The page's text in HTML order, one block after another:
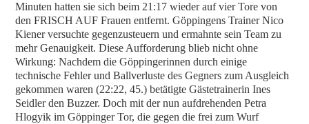
Minuten hatten sie sich beim 21:17 wieder auf vier Tore von
den FRISCH AUF Frauen entfernt. Göppingens Trainer Nico
Kiener versuchte gegenzusteuern und ermahnte sein Team zu
mehr Genauigkeit. Diese Aufforderung blieb nicht ohne
Wirkung: Nachdem die Göppingerinnen durch einige
technische Fehler und Ballverluste des Gegners zum Ausgleich
gekommen waren (22:22, 45.) betätigte Gästetrainerin Ines
Seidler den Buzzer. Doch mit der nun aufdrehenden Petra
Hlogyik im Göppinger Tor, die gegen die frei zum Wurf